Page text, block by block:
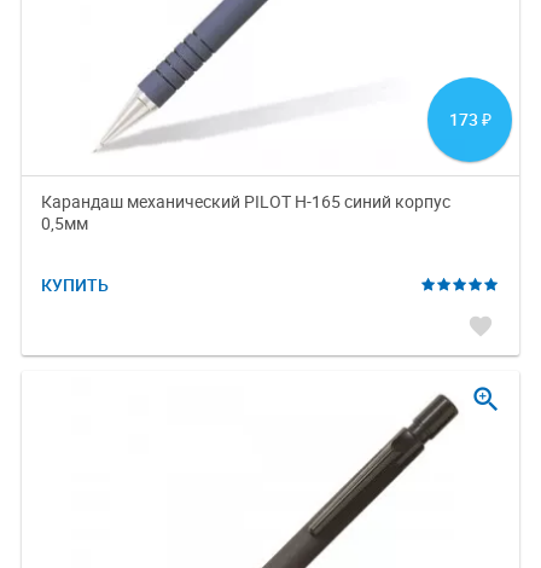
173 ₽
Карандаш механический PILOT H-165 синий корпус
0,5мм
КУПИТЬ
favorite
zoom_in